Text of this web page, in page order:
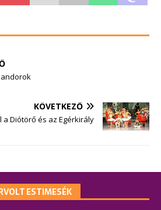
KÖVETKEZŐ
Diótörő és az Egérkirály
ESTIMESÉK